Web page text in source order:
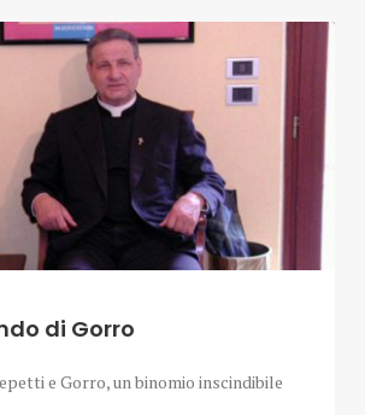
di Gorro
e Gorro, un binomio inscindibile